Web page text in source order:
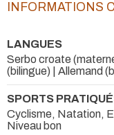
INFORMATIONS
LANGUES
Serbo croate
(bilingue) | Allemand
SPORTS
Cyclisme, Natation,
Niveau bon